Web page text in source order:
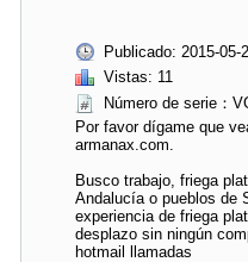
Publicado: 2015-05-
Vistas: 11
Número de serie：
Por favor dígame que
armanax.com.
Busco trabajo, friega
Andalucía o pueblos de
experiencia de friega
desplazo sin ningún
hotmail llamadas